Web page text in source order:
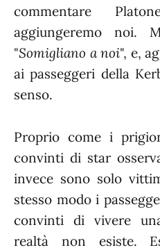
commentare
aggiungeremo noi.
"Somigliano a noi", e,
ai passeggeri della
senso.
Proprio come i
convinti di star
invece sono solo
stesso modo i
convinti di vivere
realtà non esiste.